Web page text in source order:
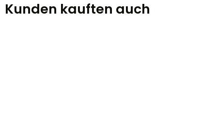
Kunden kauften auch